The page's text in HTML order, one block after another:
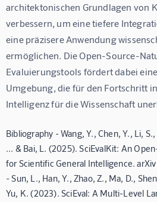
architektonischen Grundlagen von
verbessern, um eine tiefere
eine präzisere Anwendung
ermöglichen. Die Open-Source-
Evaluierungstools fördert dabei
Umgebung, die für den Fortschritt
Intelligenz für die Wissenschaft
Bibliography - Wang, Y., Chen, Y., Li,
... & Bai, L. (2025). SciEvalKit: An
for Scientific General Intelligence.
- Sun, L., Han, Y., Zhao, Z., Ma, D.,
Yu, K. (2023). SciEval: A Multi-Level